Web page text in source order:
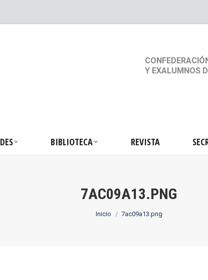
Y EXALUMNOS
BIBLIOTECA REVISTA
7AC09A13.PNG
Estás aquí:
Inicio 7ac09a13.png